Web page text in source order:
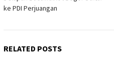
ke PDI Perjuangan
RELATED POSTS